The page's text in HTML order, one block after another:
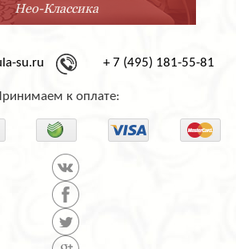
Нео-Классика
su.ru + 7 (495) 181-55-81
к оплате: